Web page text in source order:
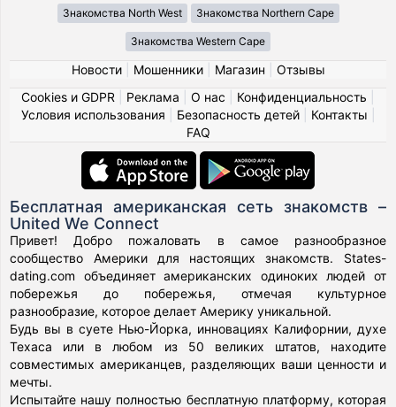
Знакомства North West Знакомства Northern Cape
Знакомства Western Cape
Новости| Мошенники| Магазин
Отзывы
Cookies и GDPR
Реклама О нас Конфиденциальность
Условия использования
Безопасность детей| Контакты
FAQ
Бесплатная американская сеть знакомств –
United We Connect
Привет! Добро пожаловать в самое разнообразное
сообщество Америки для настоящих знакомств. States-
dating.com объединяет американских одиноких людей от
побережья до побережья, отмечая культурное
разнообразие, которое делает Америку уникальной.
Будь вы в суете Нью-Йорка, инновациях Калифорнии, духе
Техаса или в любом из 50 великих штатов, находите
совместимых американцев, разделяющих ваши ценности и
мечты.
Испытайте нашу полностью бесплатную платформу, которая